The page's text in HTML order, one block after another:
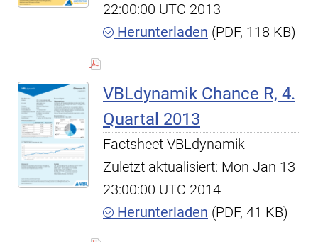
22:00:00 UTC 2013
Herunterladen (PDF, 118 KB)
VBLdynamik Chance R, 4.
Quartal 2013
Factsheet VBLdynamik
Zuletzt aktualisiert: Mon Jan 13
23:00:00 UTC 2014
Herunterladen (PDF, 41 KB)